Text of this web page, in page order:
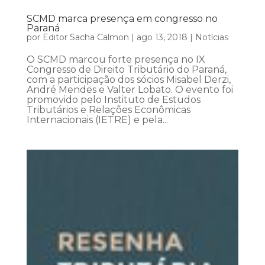
SCMD marca presença em congresso no
Paraná
por Editor Sacha Calmon | ago 13, 2018 | Notícias
O SCMD marcou forte presença no IX
Congresso de Direito Tributário do Paraná,
com a participação dos sócios Misabel Derzi,
André Mendes e Valter Lobato. O evento foi
promovido pelo Instituto de Estudos
Tributários e Relações Econômicas
Internacionais (IETRE) e pela...